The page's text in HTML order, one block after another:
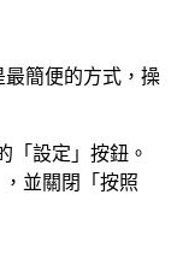
簡便的方式，操
「設定」按鈕。
並關閉「按照